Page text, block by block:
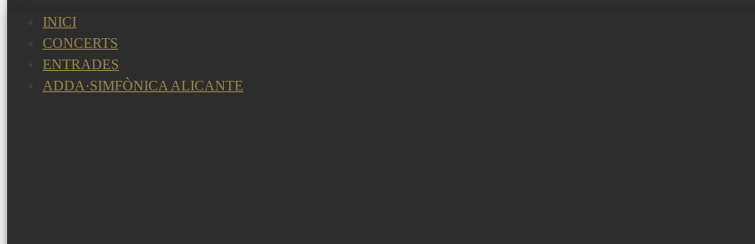
INICI
CONCERTS
ENTRADES
ADDA·SIMFÒNICA ALICANTE